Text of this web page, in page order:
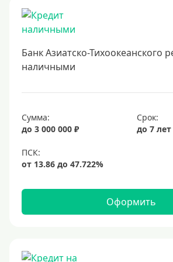
Заявка во все банки
Способы выдачи
Не выходя из дома
Онлайн на карту
Валюта
Военнослужащим
Банк Азиатско-Тихоокеанского
наличными
Сумма:
до 3 000 000 ₽
Срок:
до 7 лет
Оформить